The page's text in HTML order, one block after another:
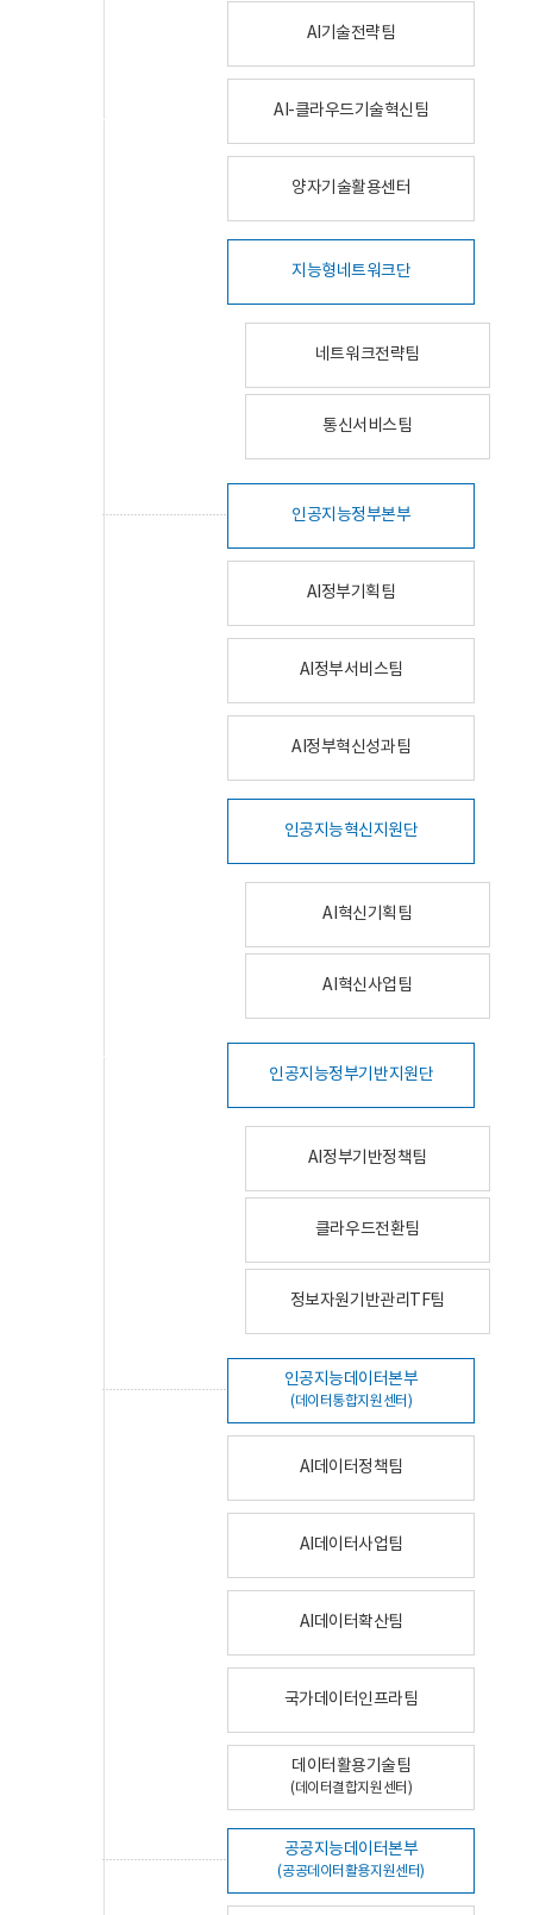
AI기술전략팀
AI-클라우드기술혁신팀
양자기술활용센터
지능형네트워크단
네트워크전략팀
통신서비스팀
인공지능정부본부
AI정부기획팀
AI정부서비스팀
AI정부혁신성과팀
인공지능혁신지원단
AI혁신기획팀
AI혁신사업팀
인공지능정부기반지원단
AI정부기반정책팀
클라우드전환팀
정보자원기반관리TF팀
인공지능데이터본부
(데이터통합지원센터)
AI데이터정책팀
AI데이터사업팀
AI데이터확산팀
국가데이터인프라팀
데이터활용기술팀
(데이터결합지원센터)
공공지능데이터본부
(공공데이터활용지원센터)